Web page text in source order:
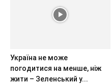
Україна не може
погодитися на менше, ніж
жити – Зеленський у...